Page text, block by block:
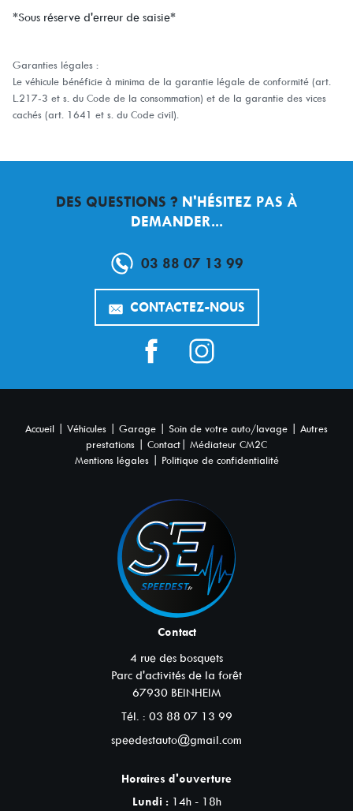
*Sous réserve d'erreur de saisie*
Garanties légales :
Le véhicule bénéficie à minima de la garantie légale de conformité (art.
L.217-3 et s. du Code de la consommation) et de la garantie des vices
cachés (art. 1641 et s. du Code civil).
DES QUESTIONS ? N'HÉSITEZ PAS À
DEMANDER...
03 88 07 13 99
CONTACTEZ-NOUS
Accueil | Véhicules | Garage | Soin de votre auto/lavage | Autres
prestations | Contact | Médiateur CM2C
Mentions légales | Politique de confidentialité
Contact
4 rue des bosquets
Parc d'activités de la forêt
67930 BEINHEIM
Tél. : 03 88 07 13 99
speedestauto@gmail.com
Horaires d'ouverture
Lundi :14h - 18h